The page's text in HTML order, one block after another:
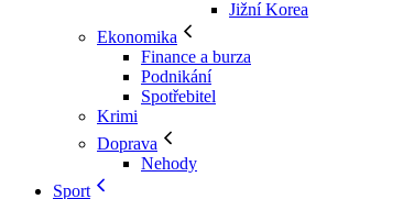
Jižní Korea
Ekonomika
Finance a burza
Podnikání
Spotřebitel
Krimi
Doprava
Nehody
Sport